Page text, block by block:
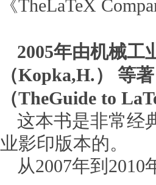
《TheLaTeX
2005年由机械工
（Kopka,H.）
等
（TheGuide to
这本书是非常经
业影印版本的。
从2007年到 2010